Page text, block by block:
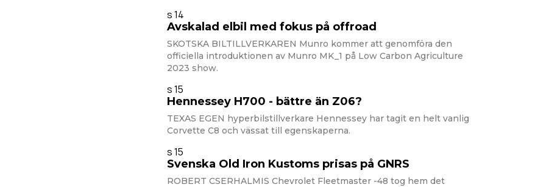
s 14
Avskalad elbil med fokus på offroad
SKOTSKA BILTILLVERKAREN Munro kommer att genomföra den
officiella introduktionen av Munro MK_1 på Low Carbon Agriculture
2023 show.
s 15
Hennessey H700 - bättre än Z06?
TEXAS EGEN hyperbilstillverkare Hennessey har tagit en helt vanlig
Corvette C8 och vässat till egenskaperna.
s 15
Svenska Old Iron Kustoms prisas på GNRS
ROBERT CSERHALMIS Chevrolet Fleetmaster -48 tog hem det